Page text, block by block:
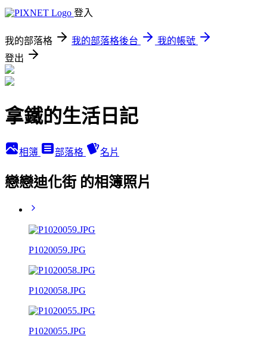
登入
我的部落格 我的部落格後台
我的帳號
登出
拿鐵的生活日記
相簿 部落格 名片
戀戀迪化街 的相簿照片
P1020059.JPG
P1020058.JPG
P1020055.JPG